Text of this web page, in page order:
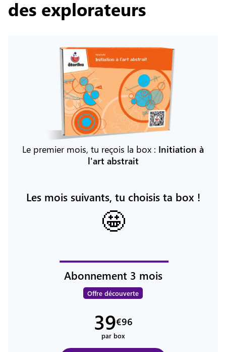
des explorateurs
Le premier mois, tu reçois la box : Initiation à
l'art abstrait
🤩
Les mois suivants, tu choisis ta box !
Abonnement 3 mois
Offre découverte
39€96
par box